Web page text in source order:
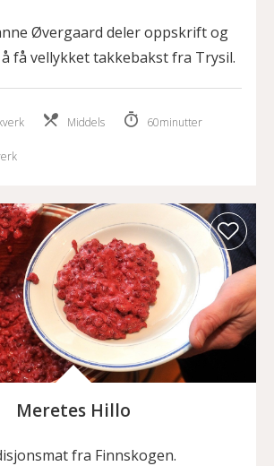
Øvergaard deler oppskrift og
få vellykket takkebakst fra Trysil.
Middels 60minutter
Meretes Hillo
fra Finnskogen.